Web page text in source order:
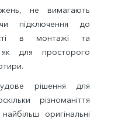
не вимагають
підключення до
в монтажі та
як для просторого
рішення для
різноманіття
оригінальні